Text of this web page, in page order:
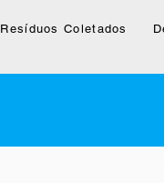
Resíduos Coletados